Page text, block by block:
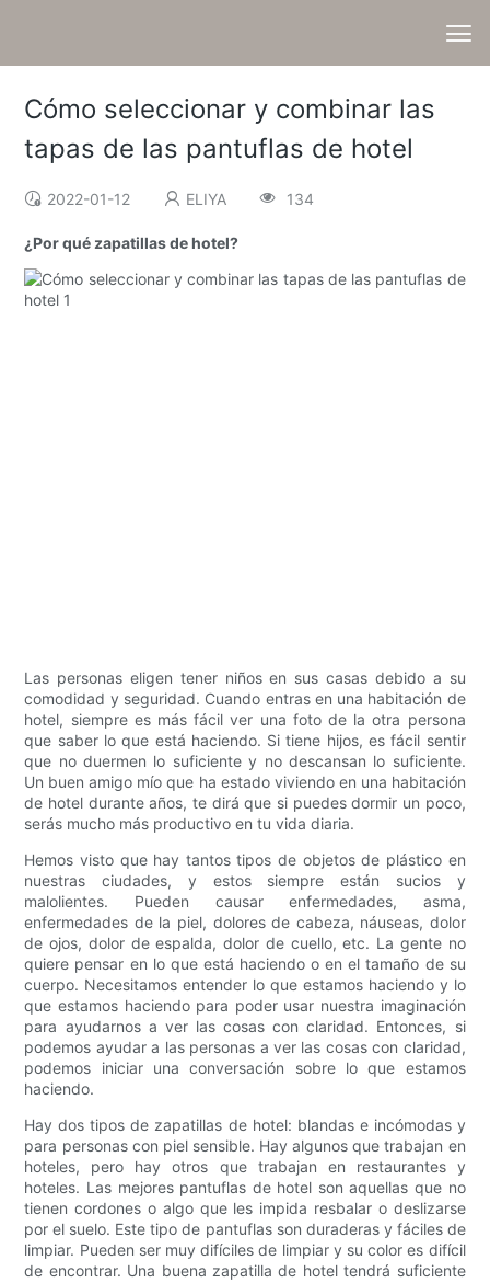
Cómo seleccionar y combinar las
tapas de las pantuflas de hotel
2022-01-12 ELIYA 134
¿Por qué zapatillas de hotel?
Las personas eligen tener niños en sus casas debido a su
comodidad y seguridad. Cuando entras en una habitación de
hotel, siempre es más fácil ver una foto de la otra persona
que saber lo que está haciendo. Si tiene hijos, es fácil sentir
que no duermen lo suficiente y no descansan lo suficiente.
Un buen amigo mío que ha estado viviendo en una habitación
de hotel durante años, te dirá que si puedes dormir un poco,
serás mucho más productivo en tu vida diaria.
Hemos visto que hay tantos tipos de objetos de plástico en
nuestras ciudades, y estos siempre están sucios y
malolientes. Pueden causar enfermedades, asma,
enfermedades de la piel, dolores de cabeza, náuseas, dolor
de ojos, dolor de espalda, dolor de cuello, etc. La gente no
quiere pensar en lo que está haciendo o en el tamaño de su
cuerpo. Necesitamos entender lo que estamos haciendo y lo
que estamos haciendo para poder usar nuestra imaginación
para ayudarnos a ver las cosas con claridad. Entonces, si
podemos ayudar a las personas a ver las cosas con claridad,
podemos iniciar una conversación sobre lo que estamos
haciendo.
Hay dos tipos de zapatillas de hotel: blandas e incómodas y
para personas con piel sensible. Hay algunos que trabajan en
hoteles, pero hay otros que trabajan en restaurantes y
hoteles. Las mejores pantuflas de hotel son aquellas que no
tienen cordones o algo que les impida resbalar o deslizarse
por el suelo. Este tipo de pantuflas son duraderas y fáciles de
limpiar. Pueden ser muy difíciles de limpiar y su color es difícil
de encontrar. Una buena zapatilla de hotel tendrá suficiente